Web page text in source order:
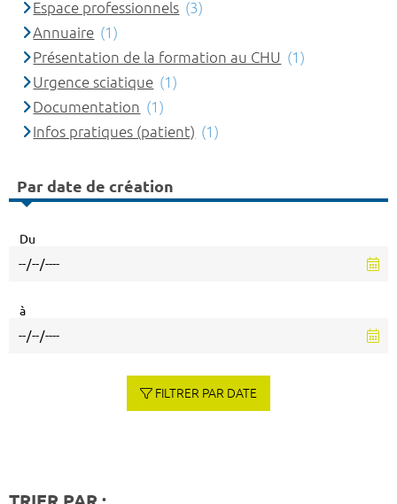
Espace professionnels (3)
Annuaire (1)
Présentation de la formation au CHU (1)
Urgence sciatique (1)
Documentation (1)
Infos pratiques (patient) (1)
Par date de création
Du
à
FILTRER PAR DATE